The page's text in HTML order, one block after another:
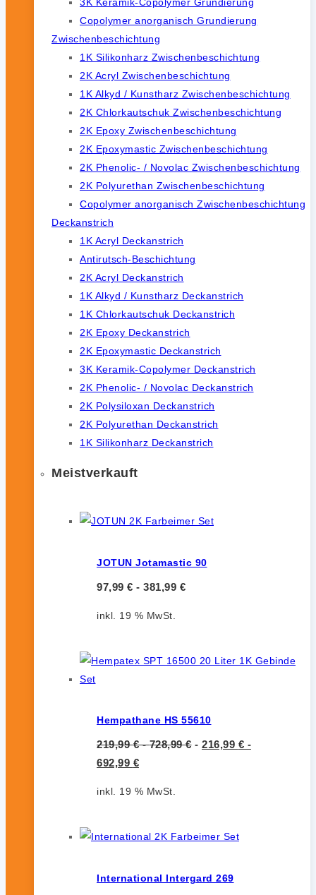
Copolymer anorganisch Grundierung
Zwischenbeschichtung
1K Silikonharz Zwischenbeschichtung
2K Acryl Zwischenbeschichtung
1K Alkyd / Kunstharz Zwischenbeschichtung
2K Chlorkautschuk Zwischenbeschichtung
2K Epoxy Zwischenbeschichtung
2K Epoxymastic Zwischenbeschichtung
2K Phenolic- / Novolac Zwischenbeschichtung
2K Polyurethan Zwischenbeschichtung
Copolymer anorganisch Zwischenbeschichtung
Deckanstrich
1K Acryl Deckanstrich
Antirutsch-Beschichtung
2K Acryl Deckanstrich
1K Alkyd / Kunstharz Deckanstrich
1K Chlorkautschuk Deckanstrich
2K Epoxy Deckanstrich
2K Epoxymastic Deckanstrich
3K Keramik-Copolymer Deckanstrich
2K Phenolic- / Novolac Deckanstrich
2K Polysiloxan Deckanstrich
2K Polyurethan Deckanstrich
1K Silikonharz Deckanstrich
Meistverkauft
JOTUN Jotamastic 90
97,99 € - 381,99 €
inkl. 19 % MwSt.
Hempathane HS 55610
219,99€-728,99€- 216,99 € -
692,99 €
inkl. 19 % MwSt.
International Intergard 269